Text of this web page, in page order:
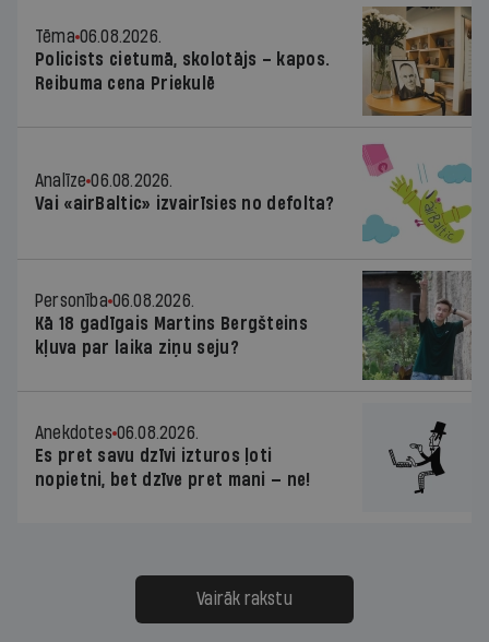
Tēma 06.08.2026.
Policists cietumā, skolotājs – kapos.
Reibuma cena Priekulē
Analīze 06.08.2026.
Vai «airBaltic» izvairīsies no defolta?
Personība 06.08.2026.
Kā 18 gadīgais Martins Bergšteins
kļuva par laika ziņu seju?
Anekdotes 06.08.2026.
Es pret savu dzīvi izturos ļoti
nopietni, bet dzīve pret mani — ne!
Vairāk rakstu